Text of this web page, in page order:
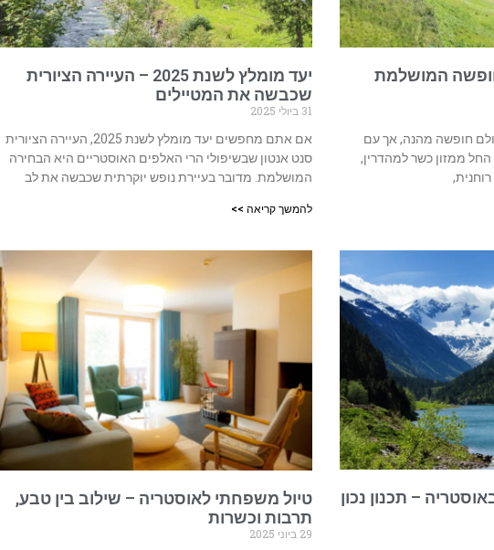
המושלמת
חופשה מהנה, אך עם
ממזון כשר למהדרין,
יעד מומלץ לשנת 2025 – העיירה הציורית
שכבשה את המטיילים
31 ביולי 2025
אם אתם מחפשים יעד מומלץ לשנת 2025, העיירה הציורית
סנט אנטון שבשיפולי הרי האלפים האוסטריים היא הבחירה
המושלמת. מדובר בעיירת נופש יוקרתית שכבשה את לב
להמשך קריאה >>
– תכנון נכון
טיול משפחתי לאוסטריה – שילוב בין טבע,
תרבות וכשרות
29 ביוני 2025